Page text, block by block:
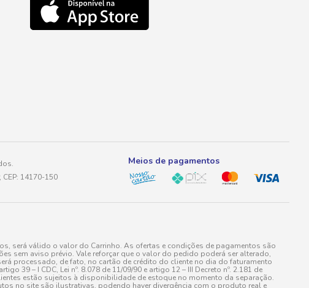
14170-150
Meios de pagamentos
será válido o valor do Carrinho. As ofertas e condições de pagamentos são
sem aviso prévio. Vale reforçar que o valor do pedido poderá ser alterado,
processado, de fato, no cartão de crédito do cliente no dia do faturamento
– I CDC, Lei nº. 8.078 de 11/09/90 e artigo 12 – III Decreto nº. 2.181 de
estão sujeitos à disponibilidade de estoque no momento da separação.
no site são ilustrativas, podendo haver divergência com o produto real e